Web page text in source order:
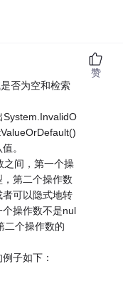
否为空和检索
System.InvalidO
。
之间，第一个操
第二个操作数
可以隐式地转
操作数不是nul
二个操作数的
子如下：
赞